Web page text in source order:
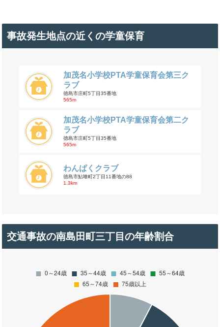
事故発生地点の近くの学童保育
加茂名小学校PTA学童保育会第三ク
ラブ
徳島市庄町5丁目35番地
565m
加茂名小学校PTA学童保育会第二ク
ラブ
徳島市庄町5丁目35番地
565m
わんぱくクラブ
徳島市鮎喰町2丁目11番地の88
1.3km
交通事故の南島田町三丁目の年齢割合